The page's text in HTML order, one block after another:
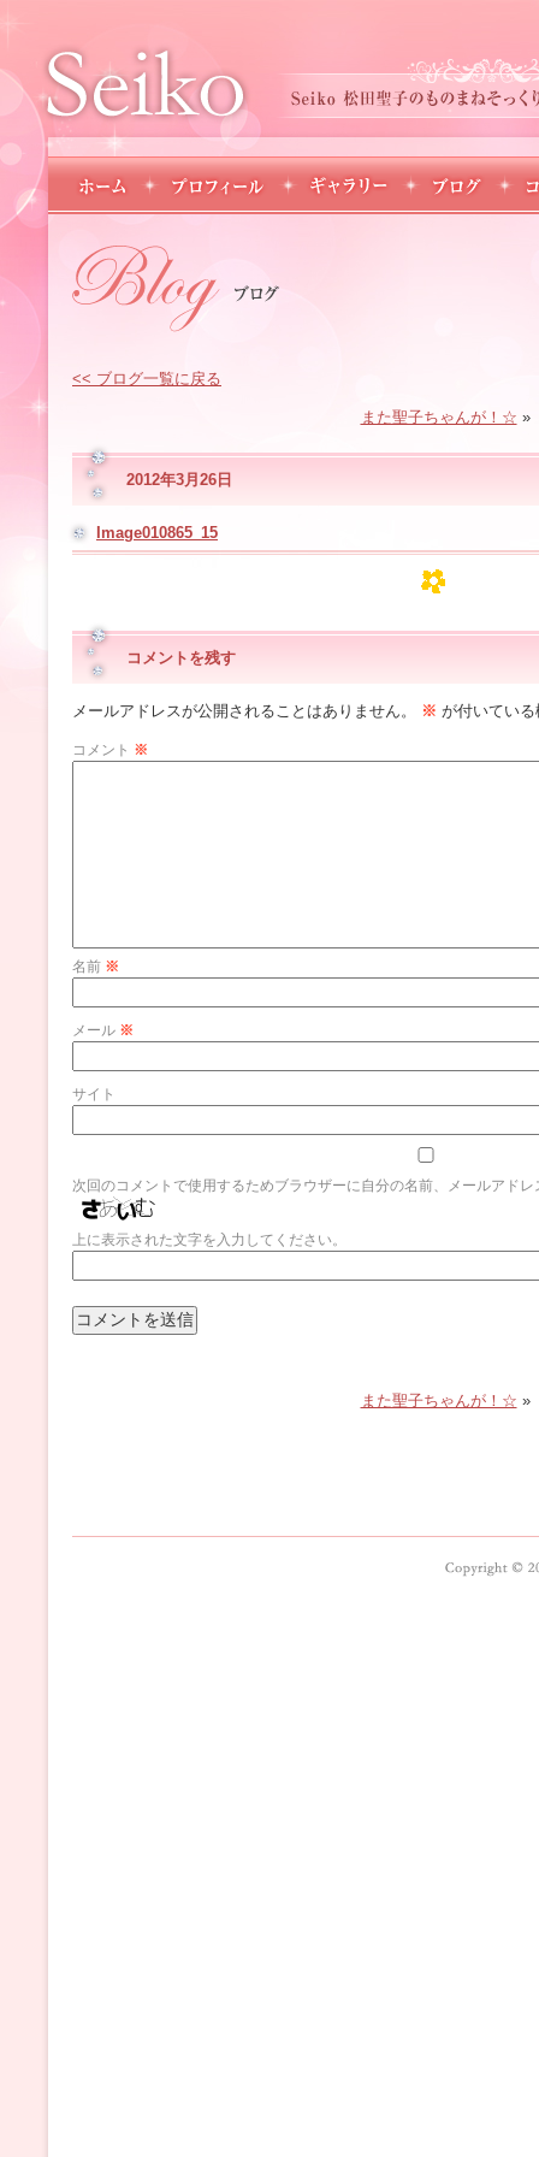
<< ブログ一覧に戻る
また聖子ちゃんが！☆ »
2012年3月26日
Image010865_15
コメントを残す
メールアドレスが公開されることはありません。 ※ が付いてい
コメント ※
名前 ※
メール ※
サイト
次回のコメントで使用するためブラウザーに自分の名前、メールアド
上に表示された文字を入力してください。
また聖子ちゃんが！☆ »